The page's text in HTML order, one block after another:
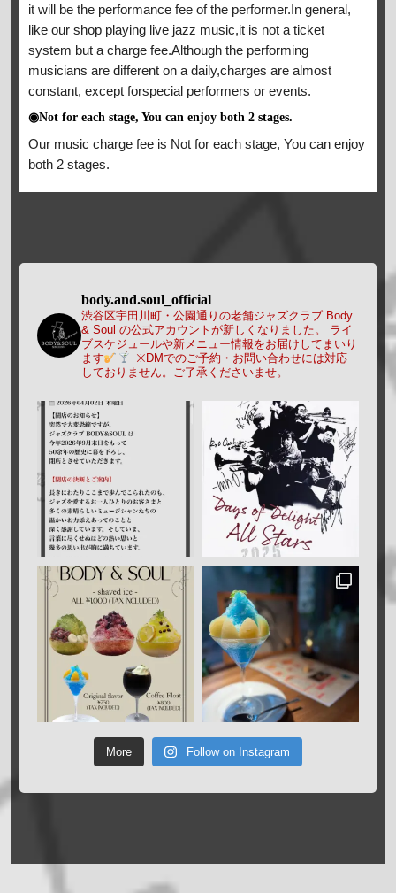
it will be the performance fee of the performer.In general,
like our shop playing live jazz music,it is not a ticket
system but a charge fee.Although the performing
musicians are different on a daily,charges are almost
constant, except forspecial performers or events.
◉Not for each stage, You can enjoy both 2 stages.
Our music charge fee is Not for each stage, You can enjoy
both 2 stages.
body.and.soul_official
渋谷区宇田川町・公園通りの老舗ジャズクラブ Body
& Soul の公式アカウントが新しくなりました。
ライ
ブスケジュールや新メニュー情報をお届けしてまいり
ます
※DMでのご予約・お問い合わせには対応
しておりません。ご了承くださいませ。
More Follow on Instagram